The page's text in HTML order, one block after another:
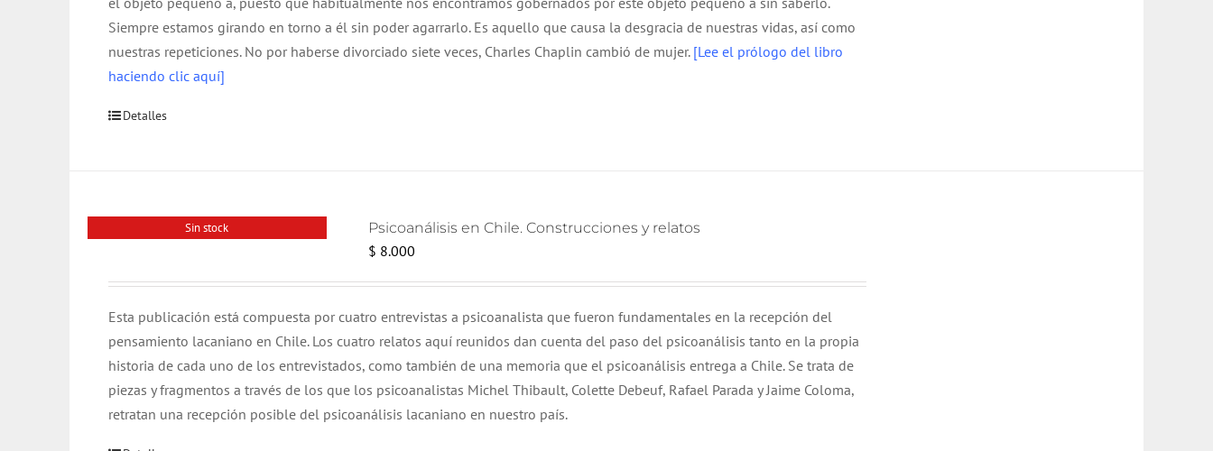
Siempre estamos girando en torno a él sin poder agarrarlo. Es aquello que causa la desgracia de nuestras vidas, así como
nuestras repeticiones. No por haberse divorciado siete veces, Charles Chaplin cambió de mujer. [Lee el prólogo del libro
haciendo clic aquí]
Detalles
Sin stock Psicoanálisis en Chile. Construcciones y relatos
$ 8.000
Esta publicación está compuesta por cuatro entrevistas a psicoanalista que fueron fundamentales en la recepción del
pensamiento lacaniano en Chile. Los cuatro relatos aquí reunidos dan cuenta del paso del psicoanálisis tanto en la propia
historia de cada uno de los entrevistados, como también de una memoria que el psicoanálisis entrega a Chile. Se trata de
piezas y fragmentos a través de los que los psicoanalistas Michel Thibault, Colette Debeuf, Rafael Parada y Jaime Coloma,
retratan una recepción posible del psicoanálisis lacaniano en nuestro país.